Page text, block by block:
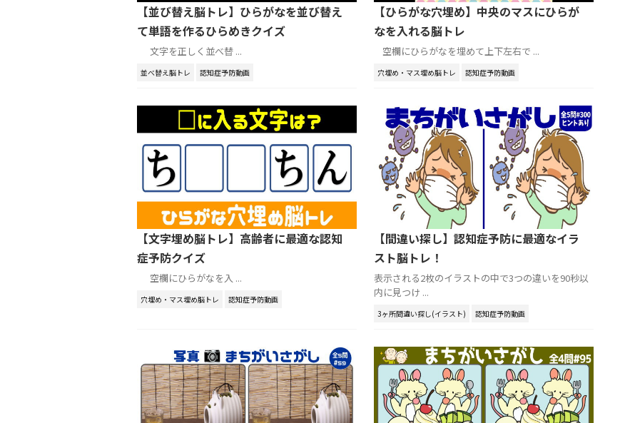
【並び替え脳トレ】ひらがなを並び替え
て単語を作るひらめきクイズ
文字を正しく並べ替 ...
並べ替え脳トレ 認知症予防動画
【ひらがな穴埋め】中央のマスにひらが
なを入れる脳トレ
空欄にひらがなを埋めて上下左右で ...
穴埋め・マス埋め脳トレ 認知症予防動画
【文字埋め脳トレ】高齢者に最適な認知
症予防クイズ
空欄にひらがなを入 ...
穴埋め・マス埋め脳トレ 認知症予防動画
【間違い探し】認知症予防に最適なイラ
スト脳トレ！
表示される2枚のイラストの中で3つの違いを90秒以
内に見つけ ...
3ヶ所間違い探し(イラスト) 認知症予防動画